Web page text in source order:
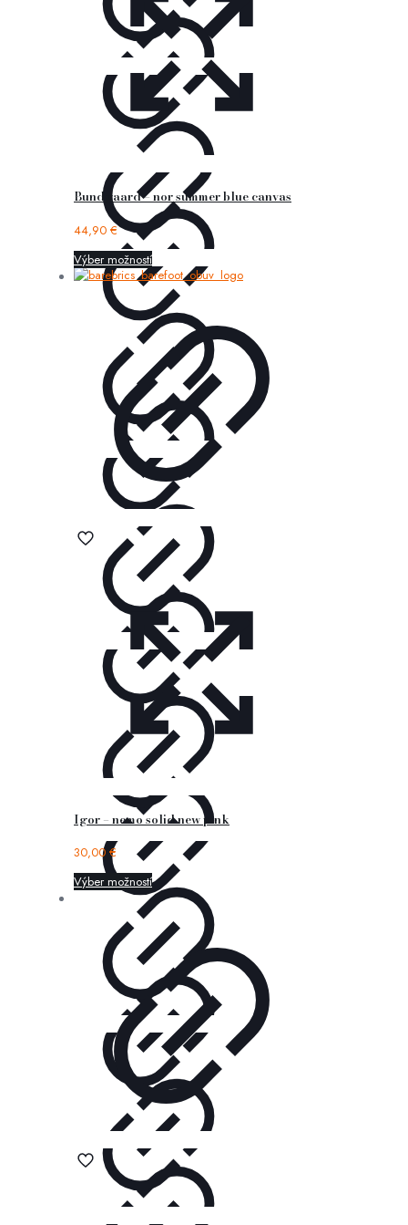
Bundgaard – nor summer blue canvas
44,90 €
Výber možností
Igor – nemo solid new pink
30,00 €
Výber možností